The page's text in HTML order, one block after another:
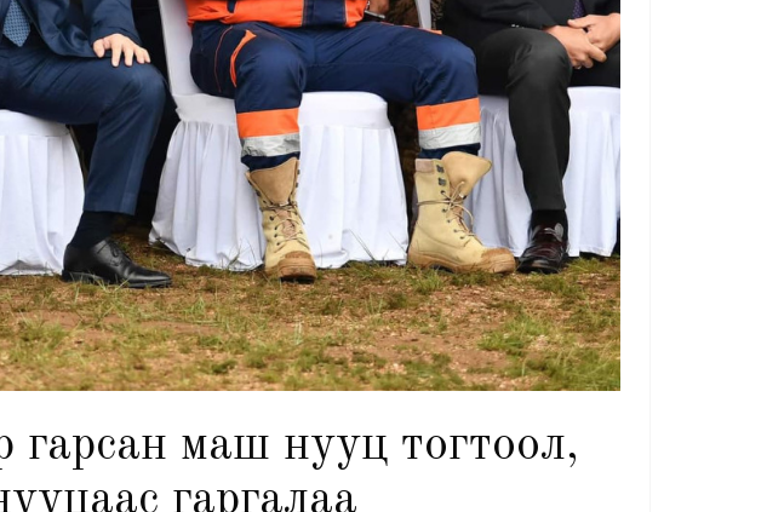
гарсан маш нууц тогтоол,
гаргалаа